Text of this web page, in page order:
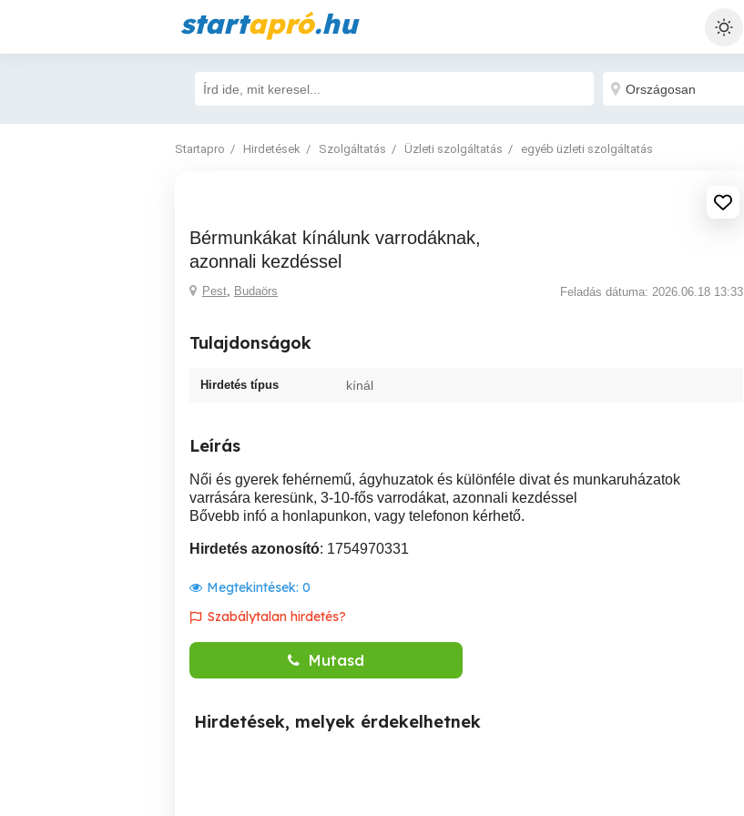
startapró.hu
Startapro Hirdetések Szolgáltatás Üzleti szolgáltatás egyéb üzleti szolgáltatás
Bérmunkákat kínálunk varrodáknak,
azonnali kezdéssel
Pest, Budaörs Feladás dátuma: 2026.06.18 13:33
Tulajdonságok
Hirdetés típus kínál
Leírás
Női és gyerek fehérnemű, ágyhuzatok és különféle divat és munkaruházatok
varrására keresünk, 3-10-fős varrodákat, azonnali kezdéssel
Bővebb infó a honlapunkon, vagy telefonon kérhető.
Hirdetés azonosító: 1754970331
Megtekintések: 0
Szabálytalan hirdetés?
Mutasd
Hirdetések, melyek érdekelhetnek